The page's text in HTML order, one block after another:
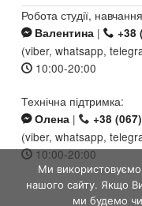
Робота студії,
Валентина | +38
(viber, whatsapp,
10:00-20:00
Технічна підтримка:
Олена | +38
(viber, whatsapp,
10:00-20:00
Ми
нашого сайту. Якщо
ми будемо